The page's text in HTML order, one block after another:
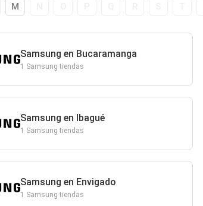
M
Samsung en Bucaramanga
1 Samsung tiendas
Samsung en Ibagué
1 Samsung tiendas
Samsung en Envigado
1 Samsung tiendas